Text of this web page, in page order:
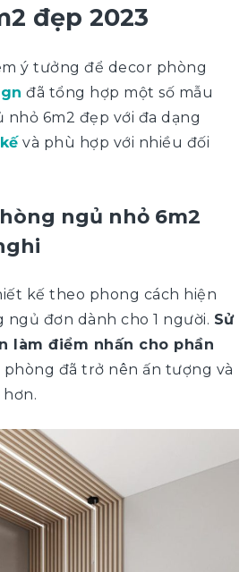
đẹp 2023
ý tưởng để decor phòng
đã tổng hợp một số mẫu
6m2 đẹp với đa dạng
và phù hợp với nhiều đối
ngủ nhỏ 6m2
kế theo phong cách hiện
ngủ đơn dành cho 1 người. Sử
làm điểm nhấn cho phần
phòng đã trở nên ấn tượng và